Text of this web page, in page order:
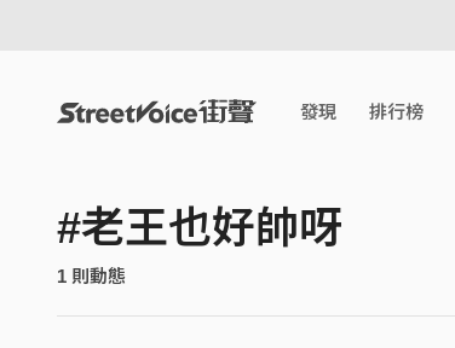
發現 排行榜
#老王也好帥呀
1 則動態